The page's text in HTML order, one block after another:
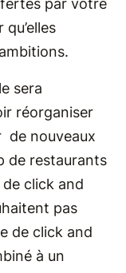
par votre
sera
réorganiser
de nouveaux
de restaurants
click and
pas
de click and
à un